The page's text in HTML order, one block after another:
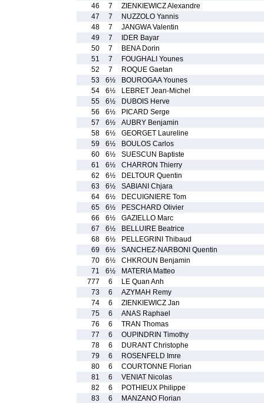
46
7
ZIENKIEWICZ Alexandre
47
7
NUZZOLO Yannis
48
7
JANGWA Valentin
49
7
IDER Bayar
50
7
BENA Dorin
51
7
FOUGHALI Younes
52
7
ROQUE Gaetan
53
6½
BOUROGAA Younes
54
6½
LEBRET Jean-Michel
55
6½
DUBOIS Herve
56
6½
PICARD Serge
57
6½
AUBRY Benjamin
58
6½
GEORGET Laureline
59
6½
BOULOS Carlos
60
6½
SUESCUN Baptiste
61
6½
CHARRON Thierry
62
6½
DELTOUR Quentin
63
6½
SABIANI Chjara
64
6½
DECUIGNIERE Tom
65
6½
PESCHARD Olivier
66
6½
GAZIELLO Marc
67
6½
BELLUIRE Beatrice
68
6½
PELLEGRINI Thibaud
69
6½
SANCHEZ-NARBONI Quentin
70
6½
CHKROUN Benjamin
71
6½
MATERIA Matteo
777
6
LE Quan Anh
73
6
AZYMAH Remy
74
6
ZIENKIEWICZ Jan
75
6
ANAS Raphael
76
6
TRAN Thomas
77
6
OUPINDRIN Timothy
78
6
DURANT Christophe
79
6
ROSENFELD Imre
80
6
COURTONNE Florian
81
6
VENIAT Nicolas
82
6
POTHIEUX Philippe
83
6
MANZANO Florian